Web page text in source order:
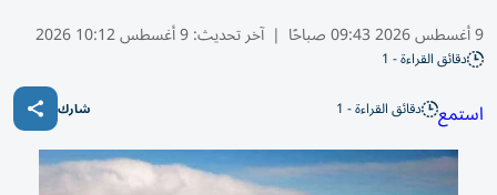
9 أغسطس 2026 09:43 صباحًا | آخر تحديث:9 أغسطس 10:12 2026
دقائق القراءة - 1
استمع دقائق القراءة - 1 شارك